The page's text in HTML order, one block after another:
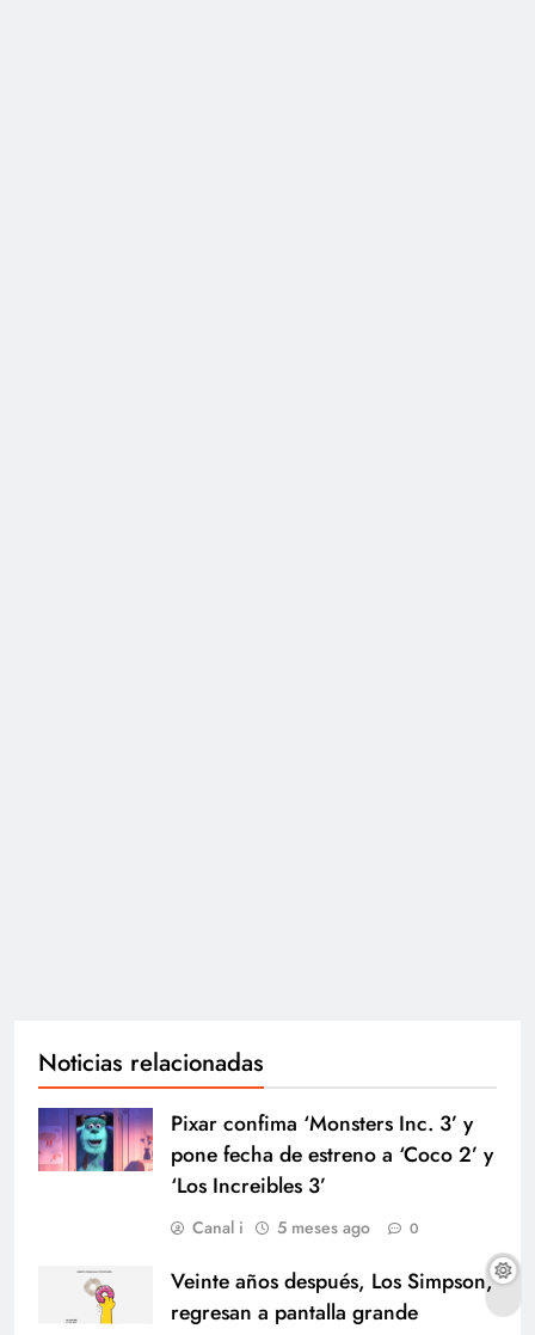
Noticias relacionadas
Pixar confima ‘Monsters Inc. 3’ y
pone fecha de estreno a ‘Coco 2’ y
‘Los Increibles 3’
Canal i 5 meses ago 0
Veinte años después, Los Simpson,
regresan a pantalla grande